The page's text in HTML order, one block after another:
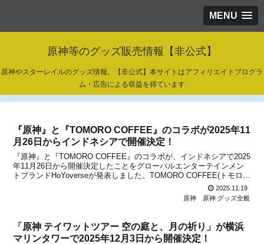
MENU
原神等のグッズ販売情報【非公式】
原神やスターレイルのグッズ情報。【非公式】本サイトはアフィリエイトプログラ
ム・広告による収益を得ています
『原神』と『TOMORO COFFEE』のコラボが2025年11
月26日からインドネシアで開催決定！
『原神』と『TOMORO COFFEE』のコラボが、インドネシアで2025
年11月26日から開催決定したことをグローバルエンターテインメン
トブランドHoYoverseが発表しました。TOMORO COFFEE(トモロ・
コーヒー)は、インドネシアで人気のコーヒーチェーンです。今回
2025.11.19
原神
原神 グッズ全般
「原神 テイワットツアー 空の庭と、月の祈り」が横浜
マリンタワーで2025年12月3日から開催決定！